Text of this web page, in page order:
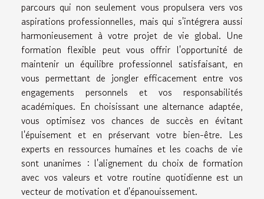
parcours qui non seulement vous propulsera vers vos
aspirations professionnelles, mais qui s'intégrera aussi
harmonieusement à votre projet de vie global. Une
formation flexible peut vous offrir l'opportunité de
maintenir un équilibre professionnel satisfaisant, en
vous permettant de jongler efficacement entre vos
engagements personnels et vos responsabilités
académiques. En choisissant une alternance adaptée,
vous optimisez vos chances de succès en évitant
l'épuisement et en préservant votre bien-être. Les
experts en ressources humaines et les coachs de vie
sont unanimes : l'alignement du choix de formation
avec vos valeurs et votre routine quotidienne est un
vecteur de motivation et d'épanouissement.